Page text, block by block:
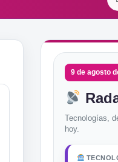
9 de agosto
Tecnologías,
hoy.